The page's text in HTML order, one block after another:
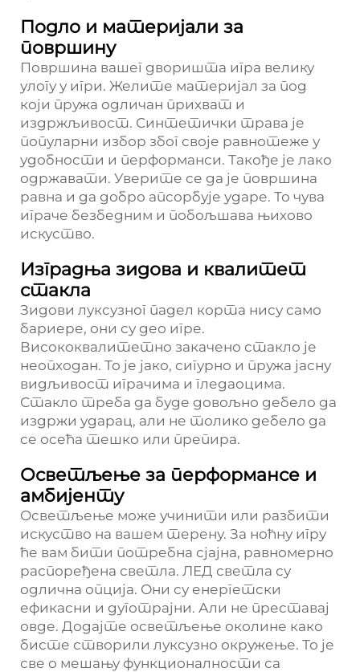
Подло и материјали за
површину
Површина вашег дворишта игра велику
улогу у игри. Желите материјал за под
који пружа одличан прихват и
издржљивост. Синтетички трава је
популарни избор због своје равнотеже у
удобности и перформанси. Такође је лако
одржавати. Уверите се да је површина
равна и да добро апсорбује ударе. То чува
играче безбедним и побољшава њихово
искуство.
Изградња зидова и квалитет
стакла
Зидови луксузног падел корта нису само
бариере, они су део игре.
Висококвалитетно закачено стакло је
неопходан. То је јако, сигурно и пружа јасну
видљивост играчима и гледаоцима.
Стакло треба да буде довољно дебело да
издржи ударац, али не толико дебело да
се осећа тешко или препира.
Осветљење за перформансе и
амбијенту
Осветљење може учинити или разбити
искуство на вашем терену. За ноћну игру
ће вам бити потребна сјајна, равномерно
распоређена светла. ЛЕД светла су
одлична опција. Они су енергетски
ефикасни и дуготрајни. Али не преставај
овде. Додајте осветљење околине како
бисте створили луксузно окружење. То је
све о мешању функционалности са